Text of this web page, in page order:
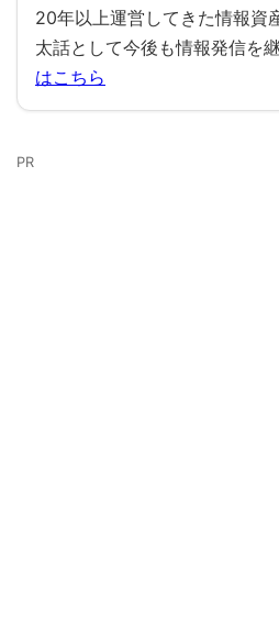
ハローキティのリボン
他のワンダーランドエリア
20年以上運営してきた情報資
太話として今後も情報発信を
はこちら
PR